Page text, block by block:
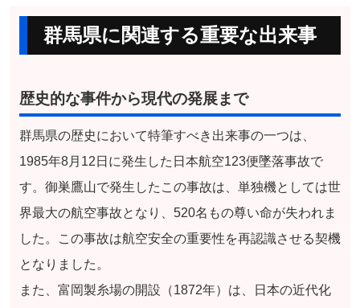
群馬県に関連する重要な出来事
歴史的な事件から現代の発展まで
群馬県の歴史において特筆すべき出来事の一つは、
1985年8月12日に発生した日本航空123便墜落事故で
す。御巣鷹山で発生したこの事故は、単独機としては世
界最大の航空事故となり、520名もの尊い命が失われま
した。この事故は航空安全の重要性を再認識させる契機
となりました。
また、富岡製糸場の開設（1872年）は、日本の近代化